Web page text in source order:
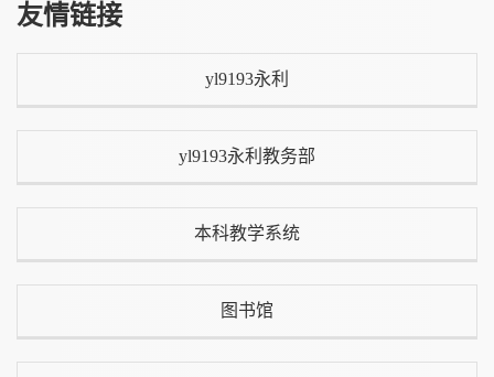
友情链接
yl9193永利
yl9193永利教务部
本科教学系统
图书馆